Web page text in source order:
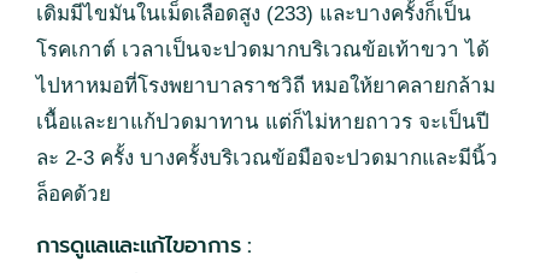
เดิมมีไขมันในเม็ดเลือดสูง (233) และบางครั้งก็เป็น
โรคเกาต์ เวลาเป็นจะปวดมากบริเวณข้อเท้าขวา ได้
ไปหาหมอที่โรงพยาบาลราชวิถี หมอให้ยาคลายกล้าม
เนื้อและยาแก้ปวดมาทาน แต่ก็ไม่หายถาวร จะเป็นปี
ละ 2-3 ครั้ง บางครั้งบริเวณข้อมือจะปวดมากและมีนิ้ว
ล็อคด้วย
การดูแลและแก้ไขอาการ :